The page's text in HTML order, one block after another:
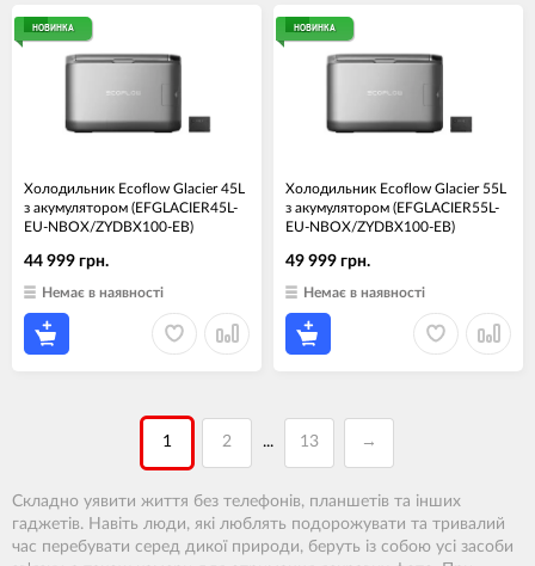
НОВИНКА
Холодильник Ecoflow Glacier 45L
з акумулятором (EFGLACIER45L-
EU-NBOX/ZYDBX100-EB)
44 999 грн.
Немає в наявності
НОВИНКА
Холодильник Ecoflow Glacier 55L
з акумулятором (EFGLACIER55L-
EU-NBOX/ZYDBX100-EB)
49 999 грн.
Немає в наявності
1 2 ... 13 →
Складно уявити життя без телефонів, планшетів та інших
гаджетів. Навіть люди, які люблять подорожувати та тривалий
час перебувати серед дикої природи, беруть із собою усі засоби